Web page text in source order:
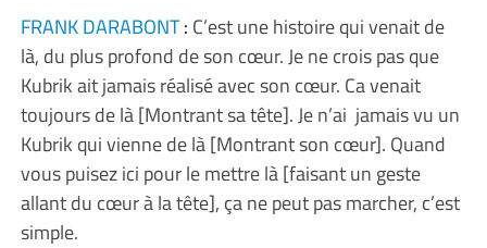
FRANK DARABONT: C’est une histoire qui venait de
là, du plus profond de son cœur. Je ne crois pas que
Kubrik ait jamais réalisé avec son cœur. Ca venait
toujours de là [Montrant sa tête]. Je n’ai jamais vu un
Kubrik qui vienne de là [Montrant son cœur]. Quand
vous puisez ici pour le mettre là [faisant un geste
allant du cœur à la tête], ça ne peut pas marcher, c’est
simple.